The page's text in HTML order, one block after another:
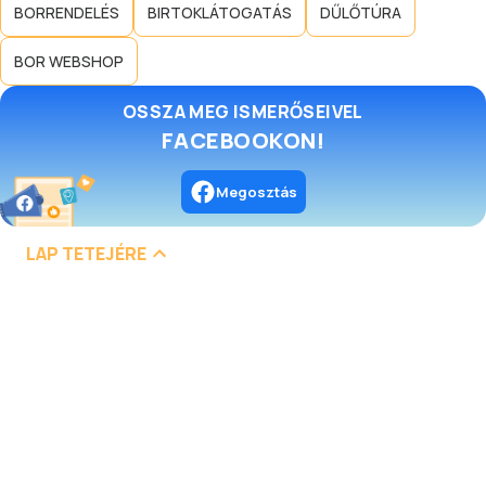
BORRENDELÉS BIRTOKLÁTOGATÁS DŰLŐTÚRA
BOR WEBSHOP
OSSZA MEG ISMERŐSEIVEL
FACEBOOKON!
Megosztás
LAP TETEJÉRE